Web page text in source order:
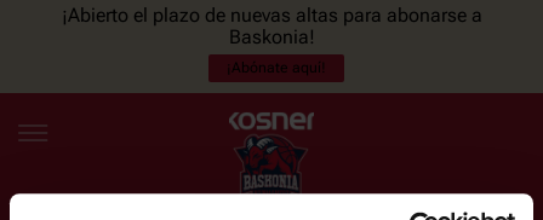
¡Abierto el plazo de nuevas altas para abonarse a
Baskonia!
¡Abónate aquí!